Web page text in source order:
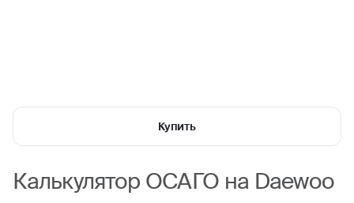
Купить
Калькулятор ОСАГО на Daewoo